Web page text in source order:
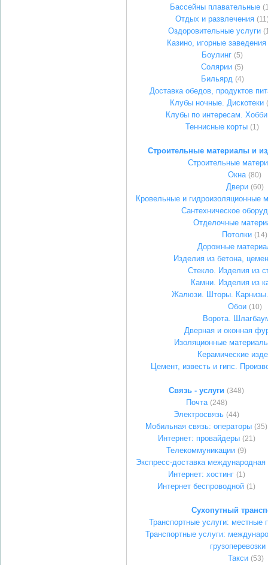
Бассейны плавательные
Отдых и развлечения
Оздоровительные услуги
Казино, игорные заведения
Боулинг (5)
Солярии (5)
Бильярд (4)
Доставка обедов, продуктов
Клубы ночные. Дискотеки
Клубы по интересам. Хобби
Теннисные корты (1)
Строительные материалы и
Строительные
Окна (80)
Двери (60)
Кровельные и гидроизоляционные
Сантехническое
Отделочные
Потолки (14)
Дорожные
Изделия из бетона,
Стекло. Изделия из
Камни. Изделия из
Жалюзи. Шторы.
Обои (10)
Ворота.
Дверная и оконная
Изоляционные
Керамические
Цемент, известь и гипс.
Связь - услуги (348)
Почта (248)
Электросвязь (44)
Мобильная связь: операторы (35)
Интернет: провайдеры (21)
Телекоммуникации (9)
Экспресс-доставка международная
Интернет: хостинг (1)
Интернет беспроводной (1)
Сухопутный
Транспортные услуги: местные
Транспортные услуги:
грузоперевозки
Такси (53)